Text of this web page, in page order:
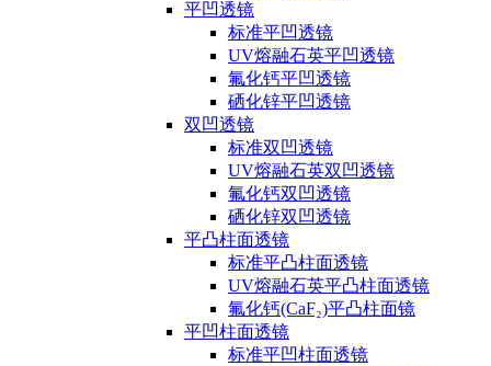
平凹透镜
标准平凹透镜
UV熔融石英平凹透镜
氟化钙平凹透镜
硒化锌平凹透镜
双凹透镜
标准双凹透镜
UV熔融石英双凹透镜
氟化钙双凹透镜
硒化锌双凹透镜
平凸柱面透镜
标准平凸柱面透镜
UV熔融石英平凸柱面透镜
氟化钙(CaF₂)平凸柱面镜
平凹柱面透镜
标准平凹柱面透镜